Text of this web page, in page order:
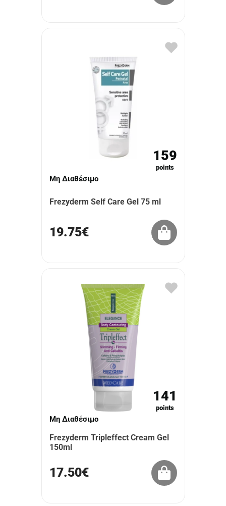
159
points
Μη Διαθέσιμο
Frezyderm Self Care Gel 75 ml
19.75€
141
points
Μη Διαθέσιμο
Frezyderm Tripleffect Cream Gel
150ml
17.50€